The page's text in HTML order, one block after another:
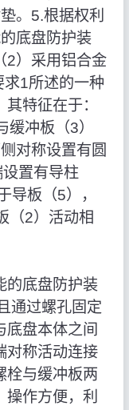
。5.根据权利
底盘防护装
2）采用铝合金
1所述的一种
特征在于：
冲板（3）
对称设置有圆
置有导柱
导板（5），
（2）活动相
的底盘防护装
通过螺孔固定
盘本体之间
对称活动连接
栓与缓冲板两
作方便，利